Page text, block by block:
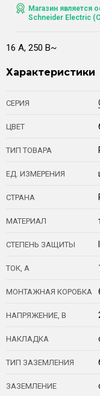
Магазин является
Schneider Electric
16 А, 250 В~
Характеристики
СЕРИЯ
ЦВЕТ
ТИП ТОВАРА
ЕД. ИЗМЕРЕНИЯ
СТРАНА
МАТЕРИАЛ
СТЕПЕНЬ ЗАЩИТЫ
ТОК, А
МОНТАЖНАЯ КОРОБКА
НАПРЯЖЕНИЕ, В
НАКЛАДКА
ТИП ЗАЗЕМЛЕНИЯ
ЗАЗЕМЛЕНИЕ